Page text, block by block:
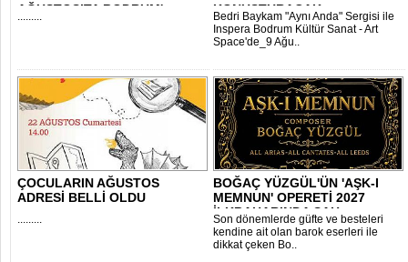
AĞUSTOS’TA BODRUM'..
.........
KONUŞTURACAK
Bedri Baykam "Aynı Anda" Sergisi ile
Inspera Bodrum Kültür Sanat - Art
Space'de_9 Ağu..
ÇOCULARIN AĞUSTOS
ADRESİ BELLİ OLDU
.........
BOĞAÇ YÜZGÜL'ÜN 'AŞK-I
MEMNUN' OPERETİ 2027
İLKBAHARINDA SAH..
Son dönemlerde güfte ve besteleri
kendine ait olan barok eserleri ile
dikkat çeken Bo..